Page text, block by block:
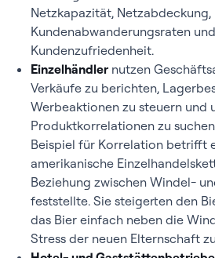
Netzkapazität, Netzabdeckung,
Kundenabwanderungsraten und
Kundenzufriedenheit.
Einzelhändler nutzen
Verkäufe zu berichten,
Werbeaktionen zu steuern und
Produktkorrelationen zu
Beispiel für Korrelation betrifft
amerikanische
Beziehung zwischen Windel-
feststellte. Sie steigerten den
das Bier einfach neben die
Stress der neuen Elternschaft